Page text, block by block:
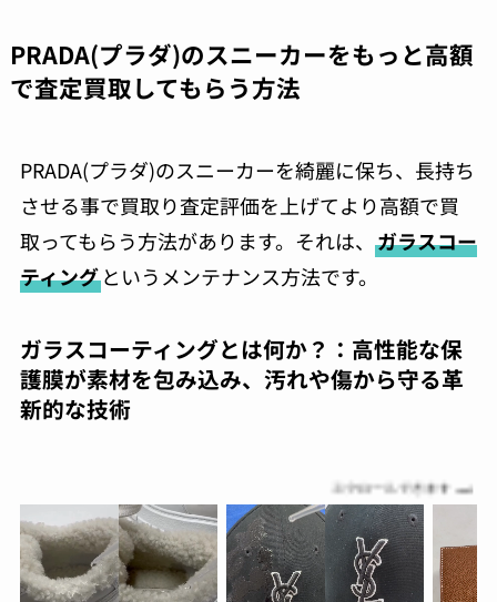
PRADA(プラダ)のスニーカーをもっと高額
で査定買取してもらう方法
PRADA(プラダ)のスニーカーを綺麗に保ち、長持ち
させる事で買取り査定評価を上げてより高額で買
取ってもらう方法があります。それは、 ガラスコー
ティングというメンテナンス方法です。
ガラスコーティングとは何か？：高性能な保
護膜が素材を包み込み、汚れや傷から守る革
新的な技術
スクロールできます